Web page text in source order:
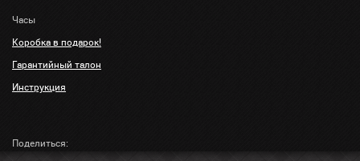
Часы
Коробка в подарок!
Гарантийный талон
Инструкция
Поделиться: